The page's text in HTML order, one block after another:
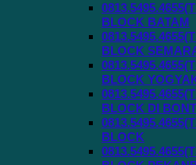
BLOCK BATAM
BLOCK
BLOCK
BLOCK DI
BLOCK